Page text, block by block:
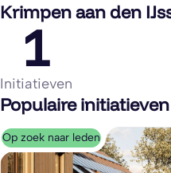
Krimpen aan den
1
Initiatieven
Populaire initiatieven
Op zoek naar leden